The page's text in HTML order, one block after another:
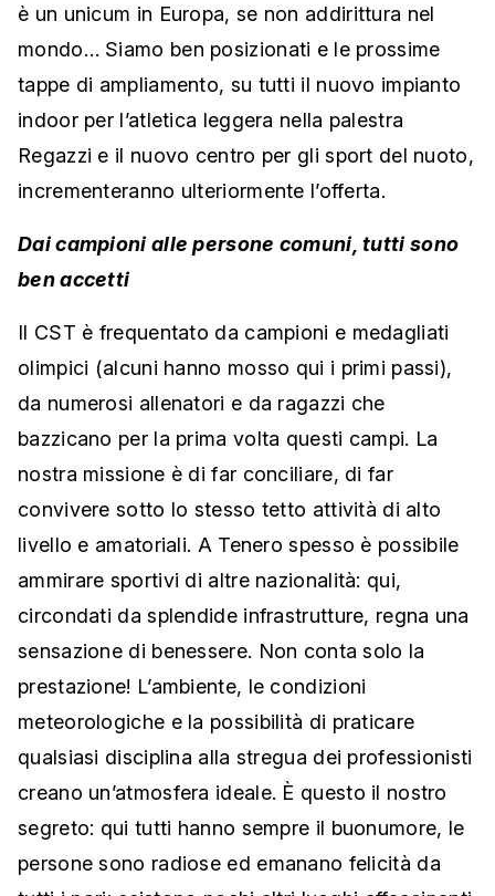
è un unicum in Europa, se non addirittura nel
mondo… Siamo ben posizionati e le prossime
tappe di ampliamento, su tutti il nuovo impianto
indoor per l’atletica leggera nella palestra
Regazzi e il nuovo centro per gli sport del nuoto,
incrementeranno ulteriormente l’offerta.
Dai campioni alle persone comuni, tutti sono
ben accetti
Il CST è frequentato da campioni e medagliati
olimpici (alcuni hanno mosso qui i primi passi),
da numerosi allenatori e da ragazzi che
bazzicano per la prima volta questi campi. La
nostra missione è di far conciliare, di far
convivere sotto lo stesso tetto attività di alto
livello e amatoriali. A Tenero spesso è possibile
ammirare sportivi di altre nazionalità: qui,
circondati da splendide infrastrutture, regna una
sensazione di benessere. Non conta solo la
prestazione! L’ambiente, le condizioni
meteorologiche e la possibilità di praticare
qualsiasi disciplina alla stregua dei professionisti
creano un’atmosfera ideale. È questo il nostro
segreto: qui tutti hanno sempre il buonumore, le
persone sono radiose ed emanano felicità da